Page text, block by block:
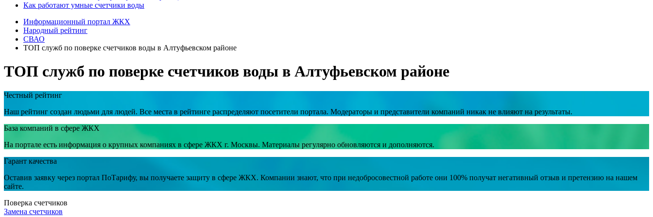
Как работают умные счетчики воды
Информационный портал ЖКХ
Народный рейтинг
СВАО
ТОП служб по поверке счетчиков воды в Алтуфьевском районе
ТОП служб по поверке счетчиков воды в Алтуфьевском районе
Честный рейтинг
Наш рейтинг создан людьми для людей. Все места в рейтинге распределяют посетители портала. Модераторы и представители компаний никак не влияют на результаты.
База компаний в сфере ЖКХ
На портале есть информация о крупных компаниях в сфере ЖКХ г. Москвы. Материалы регулярно обновляются и дополняются.
Гарант качества
Оставив заявку через портал ПоТарифу, вы получаете защиту в сфере ЖКХ. Компании знают, что при недобросовестной работе они 100% получат негативный отзыв и претензию на нашем
сайте.
Поверка счетчиков
Замена счетчиков